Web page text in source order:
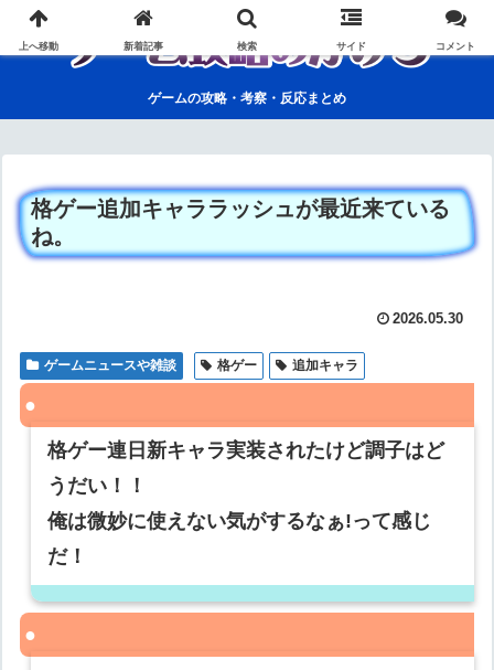
ゲームの攻略・考察・反応まとめ
格ゲー追加キャララッシュが最近来ている
ね。
2026.05.30
ゲームニュースや雑談 格ゲー 追加キャラ
格ゲー連日新キャラ実装されたけど調子はど
うだい！！
俺は微妙に使えない気がするなぁ!って感じ
だ！
上へ移動 新着記事 検索 サイド コメント